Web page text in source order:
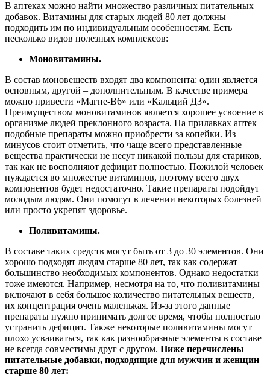
В аптеках можно найти множество различных питательных
добавок. Витамины для старых людей 80 лет должны
подходить им по индивидуальным особенностям. Есть
несколько видов полезных комплексов:
Моновитамины.
В состав моновеществ входят два компонента: один является
основным, другой – дополнительным. В качестве примера
можно привести «Магне-В6» или «Кальций Д3».
Преимуществом моновитаминов является хорошее усвоение в
организме людей преклонного возраста. На прилавках аптек
подобные препараты можно приобрести за копейки. Из
минусов стоит отметить, что чаще всего представленные
вещества практически не несут никакой пользы для стариков,
так как не восполняют дефицит полностью. Пожилой человек
нуждается во множестве витаминов, поэтому всего двух
компонентов будет недостаточно. Такие препараты подойдут
молодым людям. Они помогут в лечении некоторых болезней
или просто укрепят здоровье.
Поливитамины.
В составе таких средств могут быть от 3 до 30 элементов. Они
хорошо подходят людям старше 80 лет, так как содержат
большинство необходимых компонентов. Однако недостатки
тоже имеются. Например, несмотря на то, что поливитамины
включают в себя большое количество питательных веществ,
их концентрация очень маленькая. Из-за этого данные
препараты нужно принимать долгое время, чтобы полностью
устранить дефицит. Также некоторые поливитамины могут
плохо усваиваться, так как разнообразные элементы в составе
не всегда совместимы друг с другом. Ниже перечислены
питательные добавки, подходящие для мужчин и женщин
старше 80 лет: